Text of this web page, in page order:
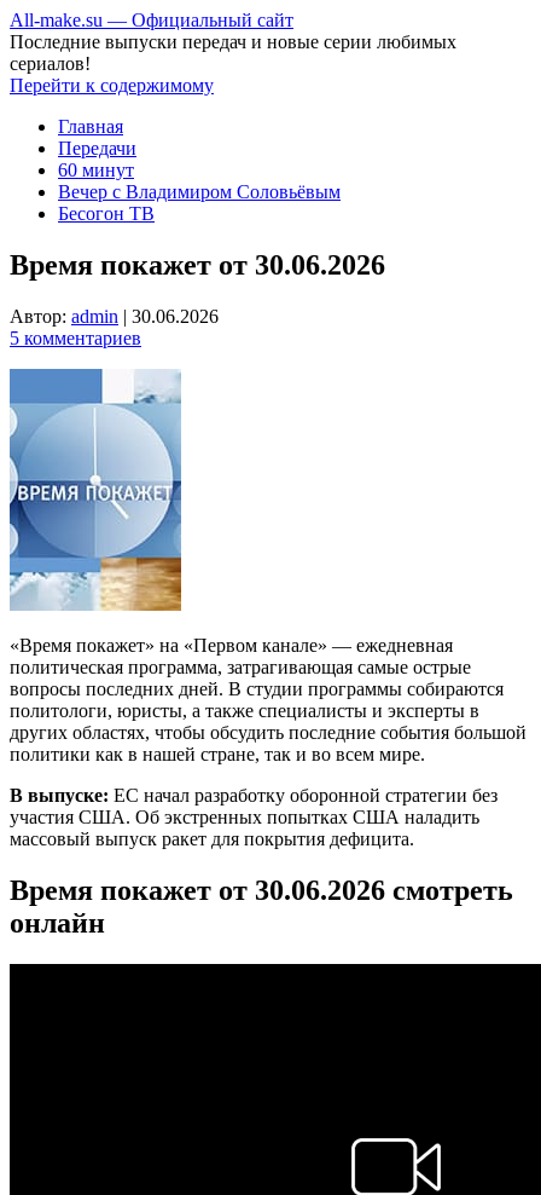
All-make.su — Официальный сайт
Последние выпуски передач и новые серии любимых
сериалов!
Перейти к содержимому
Главная
Передачи
60 минут
Вечер с Владимиром Соловьёвым
Бесогон ТВ
Время покажет от 30.06.2026
Автор: admin | 30.06.2026
5 комментариев
«Время покажет» на «Первом канале» — ежедневная
политическая программа, затрагивающая самые острые
вопросы последних дней. В студии программы собираются
политологи, юристы, а также специалисты и эксперты в
других областях, чтобы обсудить последние события большой
политики как в нашей стране, так и во всем мире.
В выпуске: ЕС начал разработку оборонной стратегии без
участия США. Об экстренных попытках США наладить
массовый выпуск ракет для покрытия дефицита.
Время покажет от 30.06.2026 смотреть
онлайн